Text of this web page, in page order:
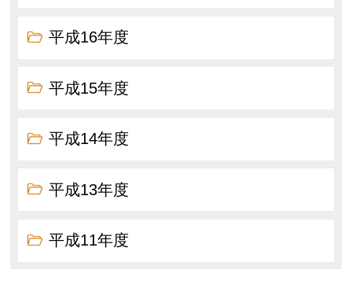
平成16年度
平成15年度
平成14年度
平成13年度
平成11年度